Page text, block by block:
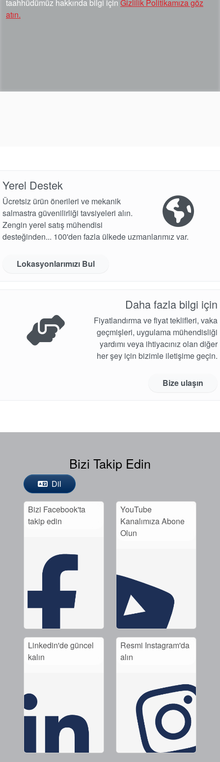
taahhüdümüz hakkında bilgi için Gizlilik Politikamıza göz
atın.
Yerel Destek
Ücretsiz ürün önerileri ve mekanik
salmastra güvenilirliği tavsiyeleri alın.
Zengin yerel satış mühendisi
desteğinden... 100'den fazla ülkede uzmanlarımız var.
Lokasyonlarımızı Bul
Daha fazla bilgi için
Fiyatlandırma ve fiyat teklifleri, vaka
geçmişleri, uygulama mühendisliği
yardımı veya ihtiyacınız olan diğer
her şey için bizimle iletişime geçin.
Bize ulaşın
Bizi Takip Edin
Dil
Bizi Facebook'ta
takip edin
YouTube
Kanalımıza Abone
Olun
Linkedin'de güncel
kalın
Resmi Instagram'da
alın